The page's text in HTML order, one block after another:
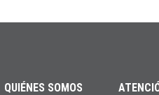
QUIÉNES SOMOS